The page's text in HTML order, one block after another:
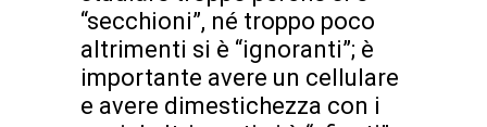
“secchioni”, né troppo poco
altrimenti si è “ignoranti”; è
importante avere un cellulare
e avere dimestichezza con i